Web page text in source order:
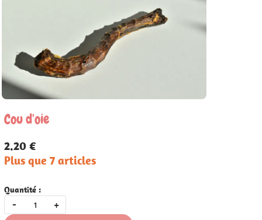
Cou d'oie
2.20 €
Plus que 7 articles
Quantité :
- +